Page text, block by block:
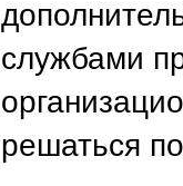
службами
решаться